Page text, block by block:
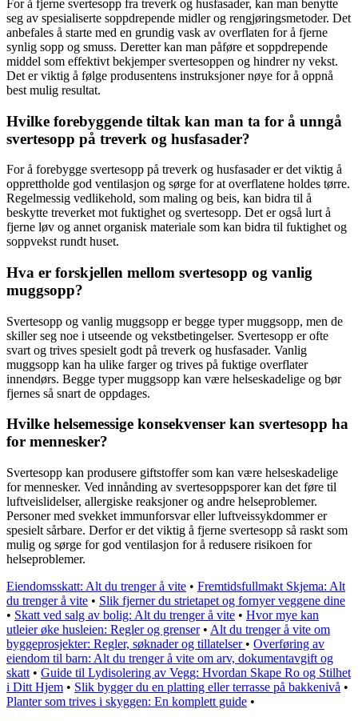
For å fjerne svertesopp fra treverk og husfasader, kan man benytte
seg av spesialiserte soppdrepende midler og rengjøringsmetoder. Det
anbefales å starte med en grundig vask av overflaten for å fjerne
synlig sopp og smuss. Deretter kan man påføre et soppdrepende
middel som effektivt bekjemper svertesoppen og hindrer ny vekst.
Det er viktig å følge produsentens instruksjoner nøye for å oppnå
best mulig resultat.
Hvilke forebyggende tiltak kan man ta for å unngå
svertesopp på treverk og husfasader?
For å forebygge svertesopp på treverk og husfasader er det viktig å
opprettholde god ventilasjon og sørge for at overflatene holdes tørre.
Regelmessig vedlikehold, som maling og beis, kan bidra til å
beskytte treverket mot fuktighet og svertesopp. Det er også lurt å
fjerne løv og annet organisk materiale som kan bidra til fuktighet og
soppvekst rundt huset.
Hva er forskjellen mellom svertesopp og vanlig
muggsopp?
Svertesopp og vanlig muggsopp er begge typer muggsopp, men de
skiller seg noe i utseende og vekstbetingelser. Svertesopp er ofte
svart og trives spesielt godt på treverk og husfasader. Vanlig
muggsopp kan ha ulike farger og trives på fuktige overflater
innendørs. Begge typer muggsopp kan være helseskadelige og bør
fjernes så snart de oppdages.
Hvilke helsemessige konsekvenser kan svertesopp ha
for mennesker?
Svertesopp kan produsere giftstoffer som kan være helseskadelige
for mennesker. Ved innånding av svertesoppsporer kan det føre til
luftveislidelser, allergiske reaksjoner og andre helseproblemer.
Personer med svekket immunforsvar eller luftveissykdommer er
spesielt sårbare. Derfor er det viktig å fjerne svertesopp så raskt som
mulig og sørge for god ventilasjon for å redusere risikoen for
helseproblemer.
Eiendomsskatt: Alt du trenger å vite • Fremtidsfullmakt Skjema: Alt
du trenger å vite • Slik fjerner du strietapet og fornyer veggene dine
• Skatt ved salg av bolig: Alt du trenger å vite • Hvor mye kan
utleier øke husleien: Regler og grenser• Alt du trenger å vite om
byggeprosjekter: Regler, søknader og tillatelser • Overføring av
eiendom til barn: Alt du trenger å vite om arv, dokumentavgift og
skatt • Guide til Lydisolering av Vegg: Hvordan Skape Ro og Stilhet
i Ditt Hjem • Slik bygger du en platting eller terrasse på bakkenivå •
Planter som trives i skyggen: En komplett guide •